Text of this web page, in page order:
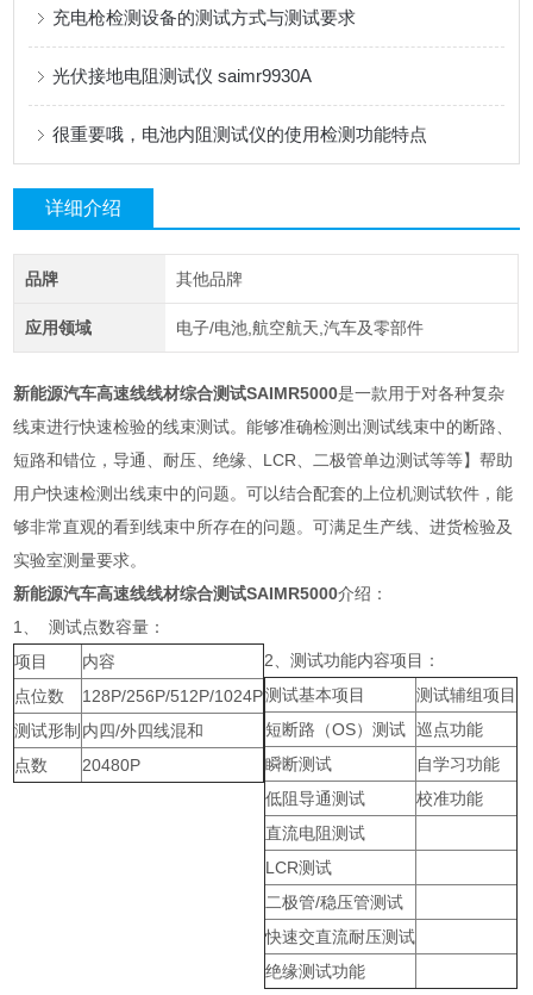
充电枪检测设备的测试方式与测试要求
光伏接地电阻测试仪 saimr9930A
很重要哦，电池内阻测试仪的使用检测功能特点
详细介绍
品牌 其他品牌
应用领域 电子/电池,航空航天,汽车及零部件
新能源汽车高速线线材综合测试SAIMR5000是一款用于对各种复杂
线束进行快速检验的线束测试。能够准确检测出测试线束中的断路、
短路和错位，导通、耐压、绝缘、LCR、二极管单边测试等等】帮助
用户快速检测出线束中的问题。可以结合配套的上位机测试软件，能
够非常直观的看到线束中所存在的问题。可满足生产线、进货检验及
实验室测量要求。
新能源汽车高速线线材综合测试SAIMR5000介绍：
1、 测试点数容量：
项目
内容
点位数
128P/256P/512P/1024P
测试形制 内四/外四线混和
点数
20480P
2、测试功能内容项目：
测试基本项目
测试辅组项目
短断路（OS）测试 巡点功能
瞬断测试
自学习功能
低阻导通测试
校准功能
直流电阻测试
LCR测试
二极管/稳压管测试
快速交直流耐压测试
绝缘测试功能